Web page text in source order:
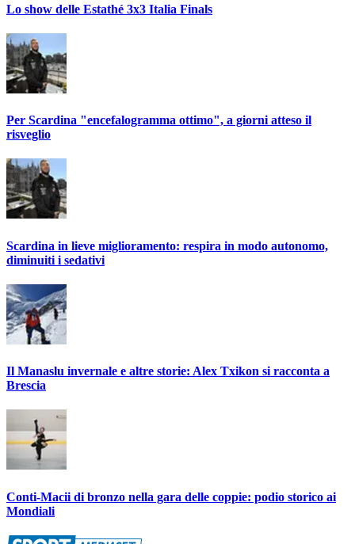
Lo show delle Estathé 3x3 Italia Finals
Per Scardina "encefalogramma ottimo", a giorni atteso il
risveglio
Scardina in lieve miglioramento: respira in modo autonomo,
diminuiti i sedativi
Il Manaslu invernale e altre storie: Alex Txikon si racconta a
Brescia
Conti-Macii di bronzo nella gara delle coppie: podio storico ai
Mondiali